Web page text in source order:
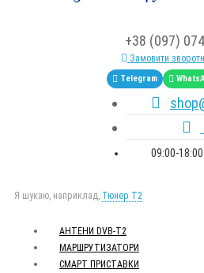
+38 (097)
Замовити
Telegram
09:00-
Я шукаю, наприклад, Тюнер T2
АНТЕНИ DVB-Т2
МАРШРУТИЗАТОРИ
СМАРТ ПРИСТАВКИ